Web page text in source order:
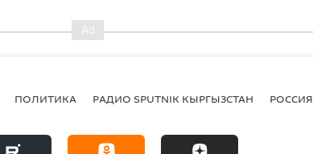
ПОЛИТИКА РАДИО SPUTNIK КЫРГЫЗСТАН РОССИЯ